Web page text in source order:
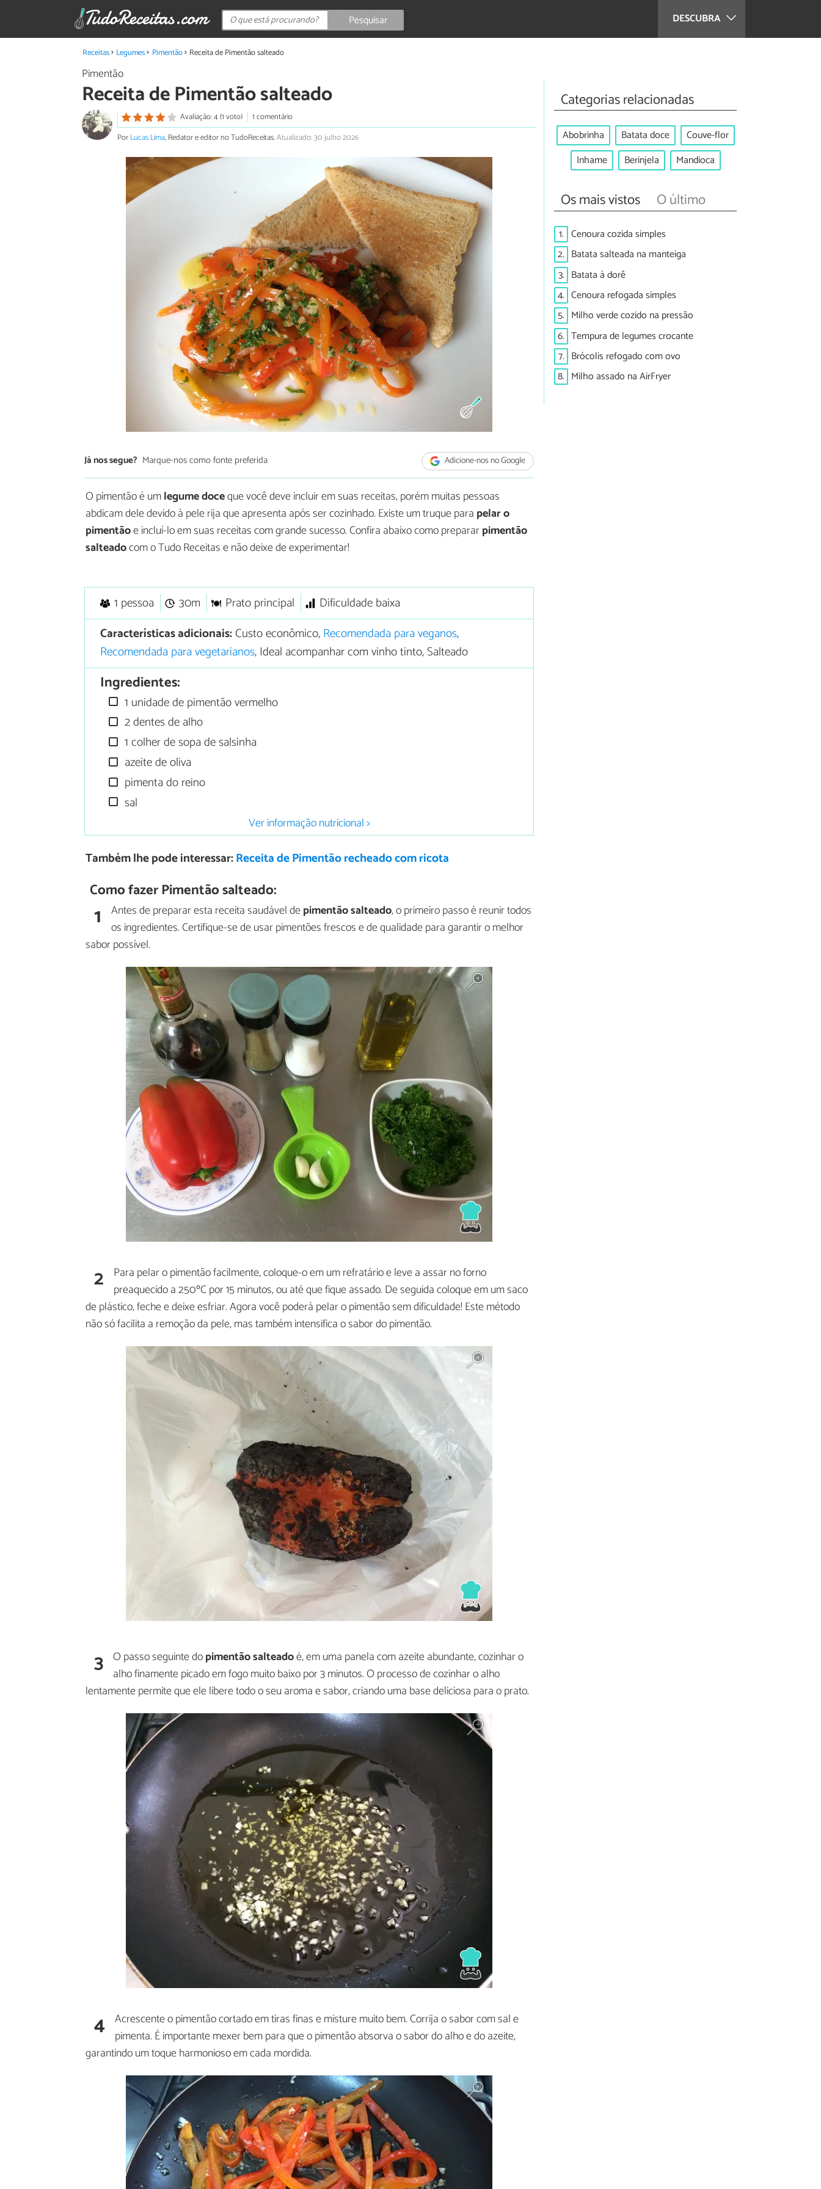
DESCUBRA
Pesquisar
Receitas Legumes Pimentão Receita de Pimentão salteado
Pimentão
Receita de Pimentão salteado
Avaliação: 4 (1 voto)
1 comentário
PorLucas Lima, Redator e editor no TudoReceitas.Atualizado: 30 julho 2026
Já nos segue? Marque-nos como fonte preferida Adicione-nos no Google
O pimentão é umlegume doceque você deve incluir em suas receitas, porém muitas pessoas
abdicam dele devido à pele rija que apresenta após ser cozinhado. Existe um truque para pelar o
pimentãoe incluí-lo em suas receitas com grande sucesso. Confira abaixo como prepararpimentão
salteadocom o Tudo Receitas e não deixe de experimentar!
1 pessoa 30m Prato principal
Dificuldade baixa
Características adicionais:Custo econômico,Recomendada para veganos,
Recomendada para vegetarianos, Ideal acompanhar com vinho tinto, Salteado
Ingredientes:
1 unidade de pimentão vermelho
2 dentes de alho
1 colher de sopa de salsinha
azeite de oliva
pimenta do reino
sal
Ver informação nutricional >
Também lhe pode interessar:Receita de Pimentão recheado com ricota
Como fazer Pimentão salteado:
1 Antes de preparar esta receita saudável depimentão salteado, o primeiro passo é reunir todos
os ingredientes. Certifique-se de usar pimentões frescos e de qualidade para garantir o melhor
sabor possível.
2 Para pelar o pimentão facilmente, coloque-o em um refratário e leve a assar no forno
preaquecido a 250ºC por 15 minutos, ou até que fique assado. De seguida coloque em um saco
de plástico, feche e deixe esfriar. Agora você poderá pelar o pimentão sem dificuldade! Este método
não só facilita a remoção da pele, mas também intensifica o sabor do pimentão.
3 O passo seguinte dopimentão salteadoé, em uma panela com azeite abundante, cozinhar o
alho finamente picado em fogo muito baixo por 3 minutos. O processo de cozinhar o alho
lentamente permite que ele libere todo o seu aroma e sabor, criando uma base deliciosa para o prato.
4 Acrescente o pimentão cortado em tiras finas e misture muito bem. Corrija o sabor com sal e
pimenta. É importante mexer bem para que o pimentão absorva o sabor do alho e do azeite,
garantindo um toque harmonioso em cada mordida.
Categorias relacionadas
Abobrinha Batata doce
Couve-flor
Inhame
Berinjela Mandioca
Os mais vistos O último
1. Cenoura cozida simples
2. Batata salteada na manteiga
3. Batata à dorê
4. Cenoura refogada simples
5. Milho verde cozido na pressão
6. Tempura de legumes crocante
7. Brócolis refogado com ovo
8. Milho assado na AirFryer